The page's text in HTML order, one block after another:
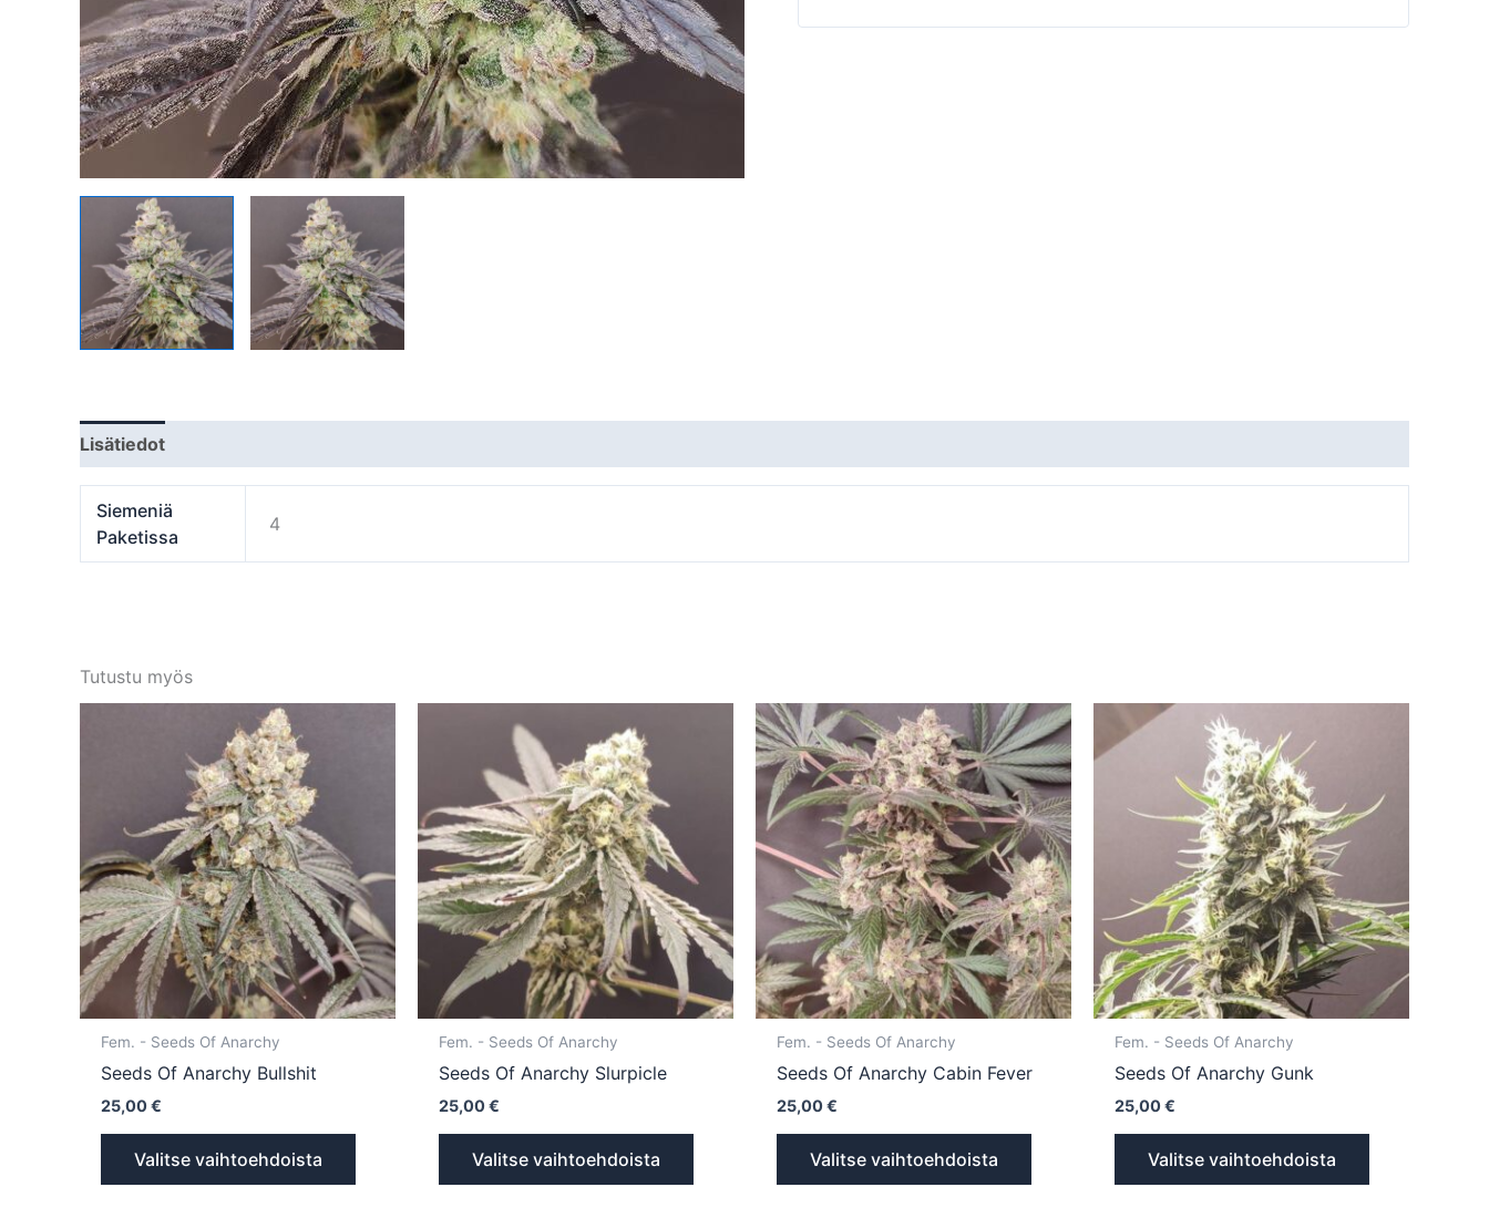
Lisätiedot
Siemeniä
Paketissa
4
Tutustu myös
Fem. - Seeds Of Anarchy
Seeds Of Anarchy Bullshit
25,00€
Valitse vaihtoehdoista
muunnelma.
tehdä
valinnat
tuotteen
sivulla.
Fem. - Seeds Of Anarchy
Seeds Of Anarchy Slurpicle
25,00€
Valitse vaihtoehdoista
tuotteella
muunnelma.
tehdä
valinnat
tuotteen
sivulla.
Fem. - Seeds Of Anarchy
Seeds Of Anarchy Cabin Fever
25,00€
Valitse vaihtoehdoista
Tällä
tuotteella
on
useampi
muunnelma.
Voit
tehdä
valinnat
tuotteen
sivulla.
Fem. - Seeds Of Anarchy
Seeds Of Anarchy Gunk
25,00€
Valitse vaihtoehdoista
useampi
valinnat
tuotteen
sivulla.